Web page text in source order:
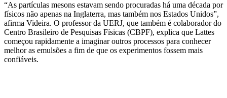
“As partículas mesons estavam sendo procuradas há uma década por
físicos não apenas na Inglaterra, mas também nos Estados Unidos”,
afirma Videira. O professor da UERJ, que também é colaborador do
Centro Brasileiro de Pesquisas Físicas (CBPF), explica que Lattes
começou rapidamente a imaginar outros processos para conhecer
melhor as emulsões a fim de que os experimentos fossem mais
confiáveis.